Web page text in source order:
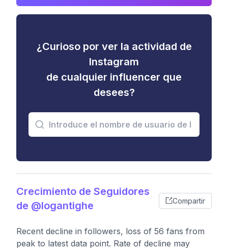
¿Curioso por ver la actividad de
Instagram
de cualquier influencer que
desees?
Crecimiento de Seguidores
de @logantighe
Compartir
Recent decline in followers, loss of 56 fans from
peak to latest data point. Rate of decline may